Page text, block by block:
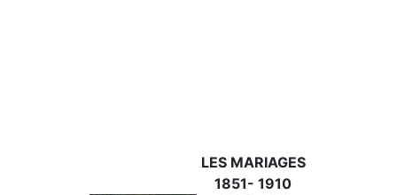
LES MARIAGES
1851- 1910